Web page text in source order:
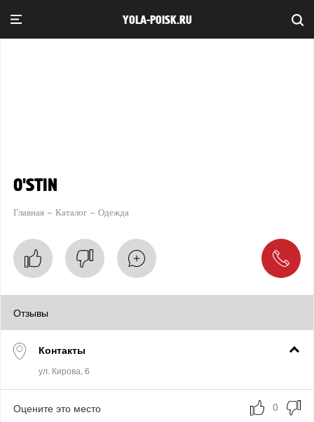
YOLA-POISK.RU
O'STIN
Главная Каталог Одежда
Отзывы
Контакты
Оцените это место